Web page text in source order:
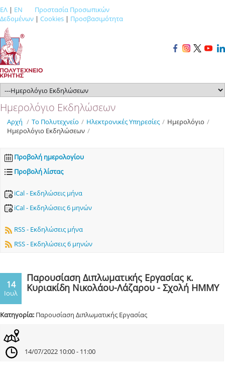
ΕΛ | EN
Προστασία Προσωπικών
Δεδομένων | Cookies | Προσβασιμότητα
Ημερολόγιο Εκδηλώσεων
Αρχή / Το Πολυτεχνείο / Ηλεκτρονικές Υπηρεσίες / Ημερολόγιο /
Ημερολόγιο Εκδηλώσεων /
Προβολή ημερολογίου
Προβολή λίστας
iCal - Εκδηλώσεις μήνα
iCal - Εκδηλώσεις 6 μηνών
RSS - Εκδηλώσεις μήνα
RSS - Εκδηλώσεις 6 μηνών
14
Ιουλ
Παρουσίαση Διπλωματικής Εργασίας κ.
Κυριακίδη Νικολάου-Λάζαρου - Σχολή ΗΜΜΥ
Κατηγορία: Παρουσίαση Διπλωματικής Εργασίας
14/07/2022 10:00 - 11:00